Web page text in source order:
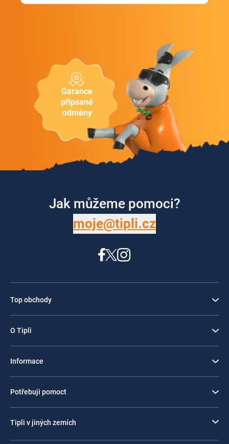
Garance
připsané
odměny
Jak můžeme pomoci?
moje@tipli.cz
Top obchody
O Tipli
Informace
Potřebuji pomoct
Tipli v jiných zemích